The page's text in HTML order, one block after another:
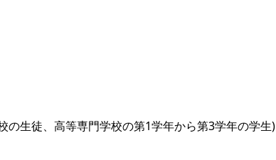
の生徒、高等専門学校の第1学年から第3学年の学生)